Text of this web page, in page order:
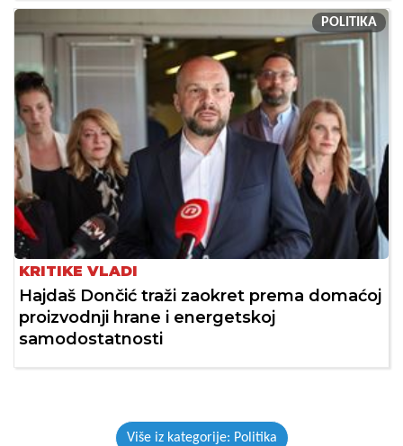
POLITIKA
KRITIKE VLADI
Hajdaš Dončić traži zaokret prema domaćoj
proizvodnji hrane i energetskoj
samodostatnosti
Više iz kategorije: Politika